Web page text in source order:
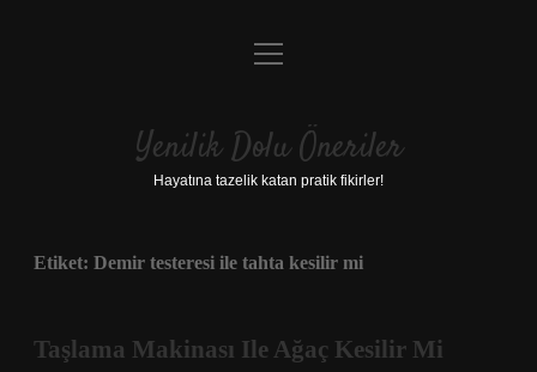
Anasayfa
Yasal Uyarı
menüyü
Yenilik Dolu Öneriler
Hayatına tazelik katan pratik fikirler!
Etiket: Demir testeresi ile tahta kesilir mi
Taşlama Makinası Ile Ağaç Kesilir Mi